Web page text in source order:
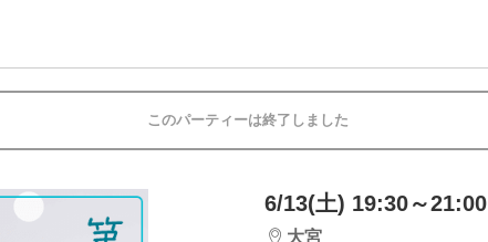
このパーティーは終了しました
6/13(土) 19:30～21:00
大宮